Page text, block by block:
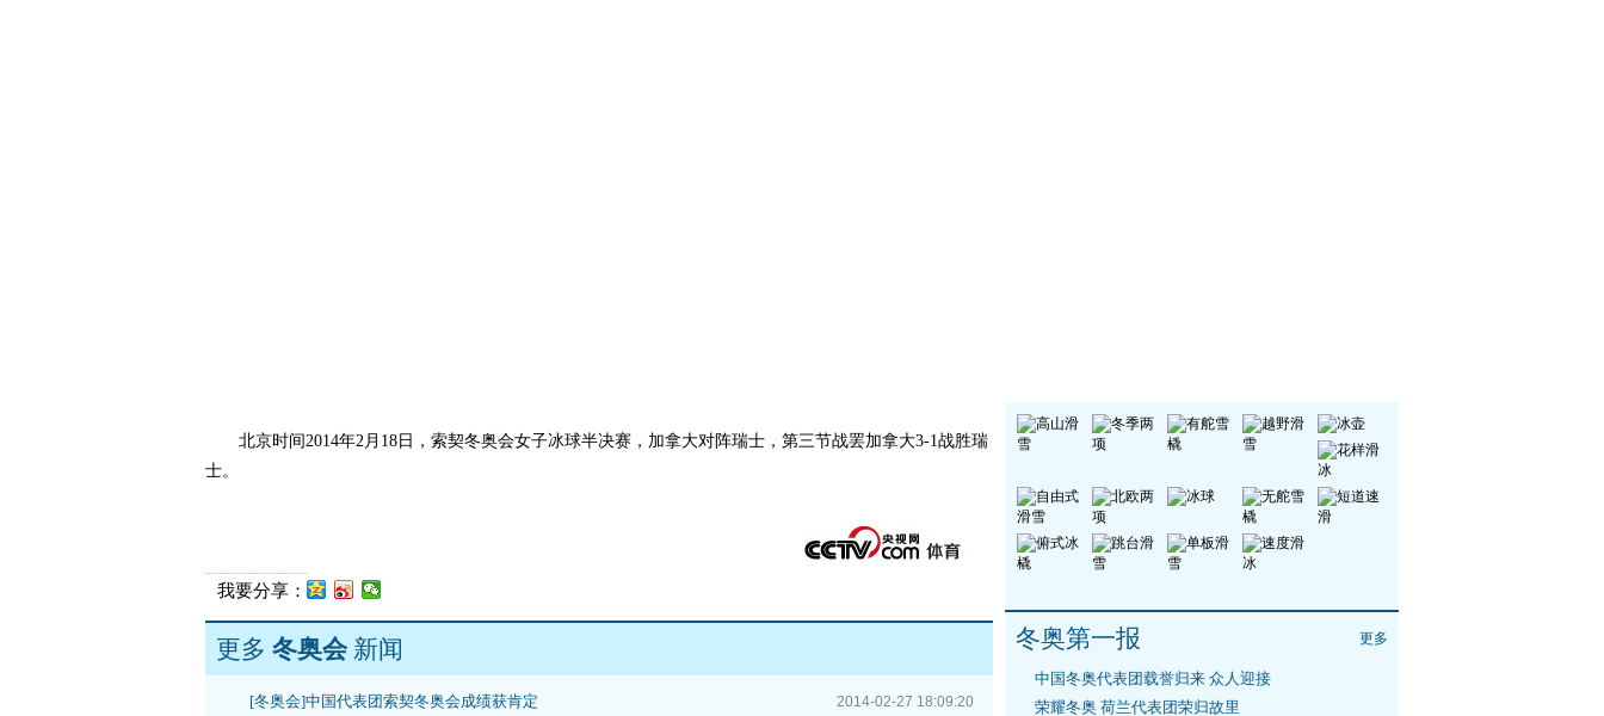
北京时间2014年2月18日，索契冬奥会女子冰球半决赛，加拿大对阵瑞士，第三节战罢加拿大3-1战胜瑞
士。
我要分享：
更多 冬奥会新闻
2014-02-27 18:09:20
[冬奥会]中国代表团索契冬奥会成绩获肯定
冬奥第一报 更多
中国冬奥代表团载誉归来 众人迎接
荣耀冬奥 荷兰代表团荣归故里